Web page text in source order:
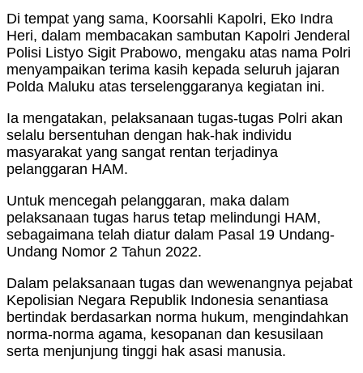
Di tempat yang sama, Koorsahli Kapolri, Eko Indra
Heri, dalam membacakan sambutan Kapolri Jenderal
Polisi Listyo Sigit Prabowo, mengaku atas nama Polri
menyampaikan terima kasih kepada seluruh jajaran
Polda Maluku atas terselenggaranya kegiatan ini.
Ia mengatakan, pelaksanaan tugas-tugas Polri akan
selalu bersentuhan dengan hak-hak individu
masyarakat yang sangat rentan terjadinya
pelanggaran HAM.
Untuk mencegah pelanggaran, maka dalam
pelaksanaan tugas harus tetap melindungi HAM,
sebagaimana telah diatur dalam Pasal 19 Undang-
Undang Nomor 2 Tahun 2022.
Dalam pelaksanaan tugas dan wewenangnya pejabat
Kepolisian Negara Republik Indonesia senantiasa
bertindak berdasarkan norma hukum, mengindahkan
norma-norma agama, kesopanan dan kesusilaan
serta menjunjung tinggi hak asasi manusia.